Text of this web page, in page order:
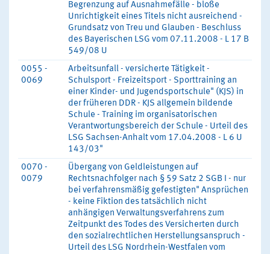
Begrenzung auf Ausnahmefälle - bloße
Unrichtigkeit eines Titels nicht ausreichend -
Grundsatz von Treu und Glauben - Beschluss
des Bayerischen LSG vom 07.11.2008 - L 17 B
549/08 U
0055 -
0069
Arbeitsunfall - versicherte Tätigkeit -
Schulsport - Freizeitsport - Sporttraining an
einer Kinder- und Jugendsportschule" (KJS) in
der früheren DDR - KJS allgemein bildende
Schule - Training im organisatorischen
Verantwortungsbereich der Schule - Urteil des
LSG Sachsen-Anhalt vom 17.04.2008 - L 6 U
143/03"
0070 -
0079
Übergang von Geldleistungen auf
Rechtsnachfolger nach § 59 Satz 2 SGB I - nur
bei verfahrensmäßig gefestigten" Ansprüchen
- keine Fiktion des tatsächlich nicht
anhängigen Verwaltungsverfahrens zum
Zeitpunkt des Todes des Versicherten durch
den sozialrechtlichen Herstellungsanspruch -
Urteil des LSG Nordrhein-Westfalen vom